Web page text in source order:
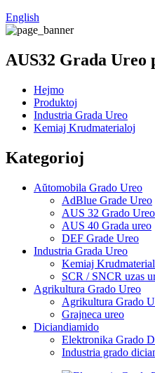
English
AUS32 Grada
Hejmo
Produktoj
Industria Grada Ureo
Kemiaj Krudmaterialoj
Kategorioj
Aŭtomobila Grado Ureo
AdBlue Grade Ureo
AUS 32 Grado Ureo
AUS 40 Grada ureo
DEF Grade Ureo
Industria Grada Ureo
Kemiaj
SCR / SNCR uzas
Agrikultura Grado Ureo
Agrikultura Grado
Grajneca ureo
Diciandiamido
Elektronika Grado
Industria grado